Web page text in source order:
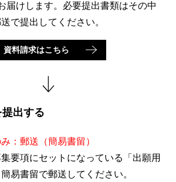
届けします。必要提出書類はその中
で提出してください。
資料請求はこちら
出する
：郵送（簡易書留）
要項にセットになっている「出願用
易書留で郵送してください。